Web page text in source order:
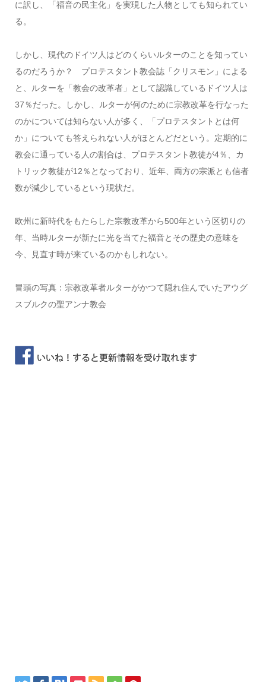
に訳し、「福音の民主化」を実現した人物としても知られてい
る。
しかし、現代のドイツ人はどのくらいルターのことを知ってい
るのだろうか？ プロテスタント教会誌「クリスモン」による
と、ルターを「教会の改革者」として認識しているドイツ人は
37％だった。しかし、ルターが何のために宗教改革を行なった
のかについては知らない人が多く、「プロテスタントとは何
か」についても答えられない人がほとんどだという。定期的に
教会に通っている人の割合は、プロテスタント教徒が4％、カ
トリック教徒が12％となっており、近年、両方の宗派とも信者
数が減少しているという現状だ。
欧州に新時代をもたらした宗教改革から500年という区切りの
年、当時ルターが新たに光を当てた福音とその歴史の意味を
今、見直す時が来ているのかもしれない。
冒頭の写真：宗教改革者ルターがかつて隠れ住んでいたアウグ
スブルクの聖アンナ教会